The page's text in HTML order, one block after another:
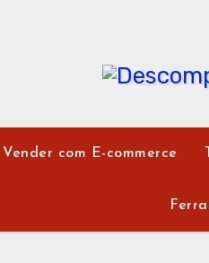
Vender com E-commerce